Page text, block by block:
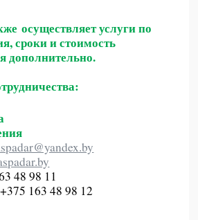
осуществляет услуги по
сроки и стоимость
дополнительно.
163 48 98 11
+375 163 48 98 12